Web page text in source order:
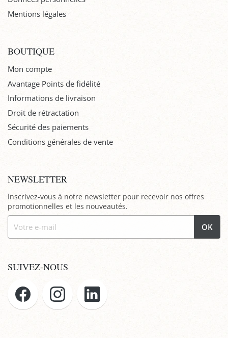
Mentions légales
BOUTIQUE
Mon compte
Avantage Points de fidélité
Informations de livraison
Droit de rétractation
Sécurité des paiements
Conditions générales de vente
NEWSLETTER
Inscrivez-vous à notre newsletter pour recevoir nos offres
promotionnelles et les nouveautés.
OK
SUIVEZ-NOUS